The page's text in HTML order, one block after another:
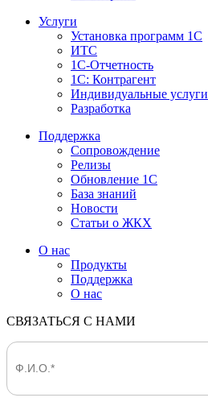
Услуги
Установка программ 1С
ИТС
1С-Отчетность
1С: Контрагент
Индивидуальные услуги
Разработка
Поддержка
Сопровождение
Релизы
Обновление 1С
База знаний
Новости
Статьи о ЖКХ
О нас
Продукты
Поддержка
О нас
СВЯЗАТЬСЯ С НАМИ